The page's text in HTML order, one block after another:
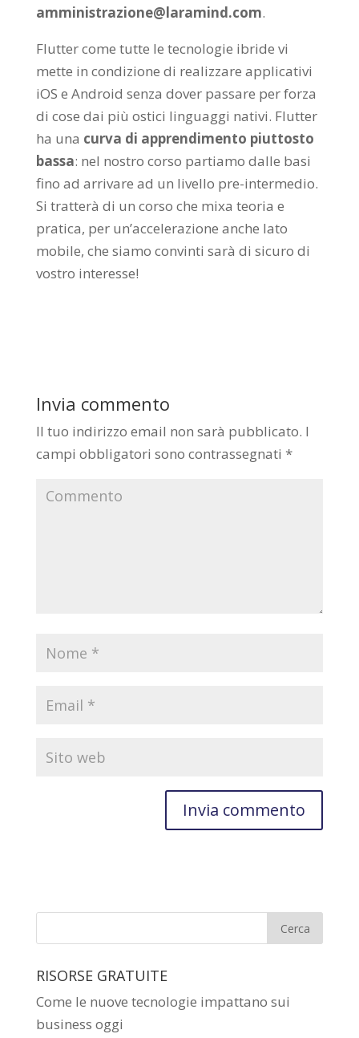
amministrazione@laramind.com.
Flutter come tutte le tecnologie ibride vi
mette in condizione di realizzare applicativi
iOS e Android senza dover passare per forza
di cose dai più ostici linguaggi nativi. Flutter
ha una curva di apprendimento piuttosto
bassa: nel nostro corso partiamo dalle basi
fino ad arrivare ad un livello pre-intermedio.
Si tratterà di un corso che mixa teoria e
pratica, per un’accelerazione anche lato
mobile, che siamo convinti sarà di sicuro di
vostro interesse!
Invia commento
Il tuo indirizzo email non sarà pubblicato. I
campi obbligatori sono contrassegnati *
RISORSE GRATUITE
Come le nuove tecnologie impattano sui
business oggi